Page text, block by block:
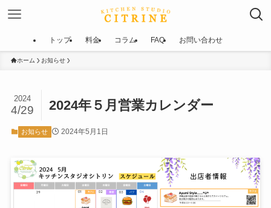
トップ 料金 コラム FAQ お問い合わせ
ホーム お知らせ
2024年５月営業カレンダー
2024
4/29
お知らせ 2024年5月1日